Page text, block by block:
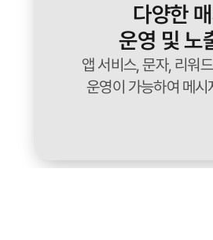
다양한
운영 및 노
앱 서비스, 문자, 리워
운영이 가능하여 메